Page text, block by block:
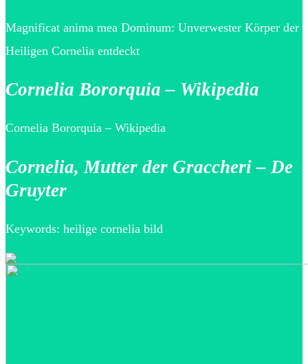
Magnificat anima mea Dominum: Unverwester Körper der
Heiligen Cornelia entdeckt
Cornelia Bororquia – Wikipedia
Cornelia Bororquia – Wikipedia
Cornelia, Mutter der Graccheri – De
Gruyter
Keywords: heilige cornelia bild